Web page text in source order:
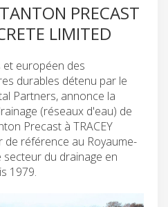
PRECAST
LIMITED
et européen des
durables détenu par le
Partners, annonce la
(réseaux d'eau) de
Precast à TRACEY
de référence au Royaume-
du drainage en
1979.